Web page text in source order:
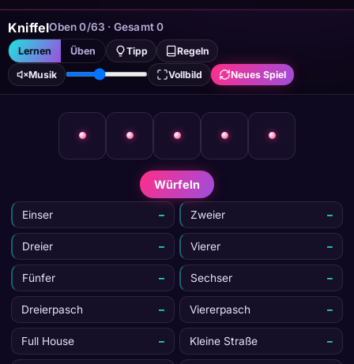
KniffelOben 0/63 · Gesamt 0
Lernen Üben Tipp
Regeln
Musik
Vollbild Neues Spiel
Würfeln
Einser – Zweier –
Dreier – Vierer –
Fünfer – Sechser –
Dreierpasch – Viererpasch –
Full House – Kleine Straße –